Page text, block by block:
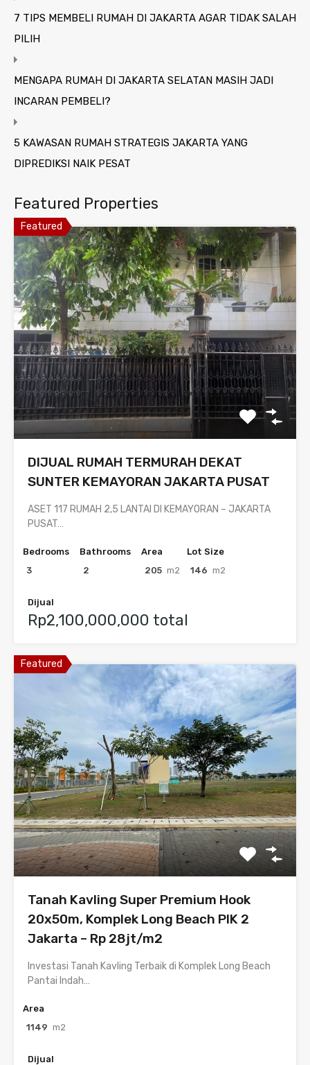
7 TIPS MEMBELI RUMAH DI JAKARTA AGAR TIDAK SALAH
PILIH
MENGAPA RUMAH DI JAKARTA SELATAN MASIH JADI
INCARAN PEMBELI?
5 KAWASAN RUMAH STRATEGIS JAKARTA YANG
DIPREDIKSI NAIK PESAT
Featured Properties
Featured
DIJUAL RUMAH TERMURAH DEKAT
SUNTER KEMAYORAN JAKARTA PUSAT
ASET 117 RUMAH 2,5 LANTAI DI KEMAYORAN – JAKARTA
PUSAT…
Bedrooms
3
Bathrooms
2
Area
205 m2
Lot Size
146 m2
Dijual
Rp2,100,000,000 total
Featured
Tanah Kavling Super Premium Hook
20x50m, Komplek Long Beach PIK 2
Jakarta – Rp 28jt/m2
Investasi Tanah Kavling Terbaik di Komplek Long Beach
Pantai Indah…
Area
1149 m2
Dijual